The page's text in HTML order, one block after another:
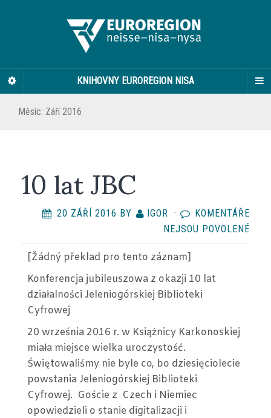
KNIHOVNY EUROREGION NISA
Měsíc: Září 2016
10 lat JBC
20 ZÁŘÍ 2016 BY IGOR ·
KOMENTÁŘE
NEJSOU POVOLENÉ
[Žádný překlad pro tento záznam]
Konferencja jubileuszowa z okazji 10 lat
działalności Jeleniogórskiej Biblioteki
Cyfrowej
20 września 2016 r. w Książnicy Karkonoskiej
miała miejsce wielka uroczystość.
Świętowaliśmy nie byle co, bo dziesięciolecie
powstania Jeleniogórskiej Biblioteki
Cyfrowej. Goście z Czech i Niemiec
opowiedzieli o stanie digitalizacji i